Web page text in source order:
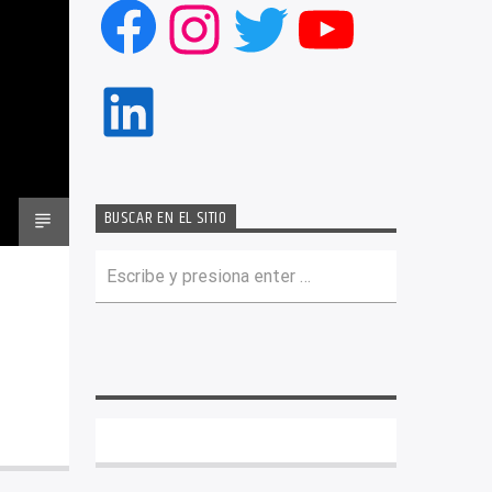
Facebook
Instagram
Twitter
LinkedIn
BUSCAR EN EL SITIO